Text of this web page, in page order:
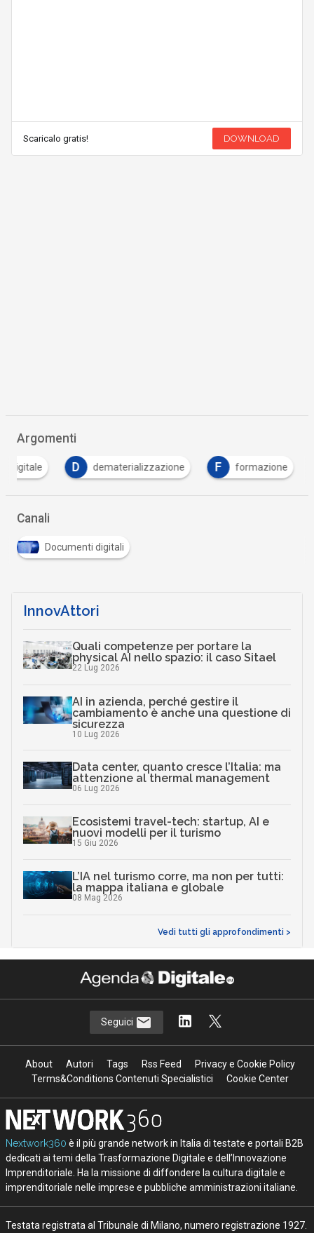
Scaricalo gratis! DOWNLOAD
Argomenti
D dematerializzazione F formazione
Canali
Documenti digitali
InnovAttori
Quali competenze per portare la
physical AI nello spazio: il caso Sitael
22 Lug 2026
AI in azienda, perché gestire il
cambiamento è anche una questione di
sicurezza
10 Lug 2026
Data center, quanto cresce l’Italia: ma
attenzione al thermal management
06 Lug 2026
Ecosistemi travel-tech: startup, AI e
nuovi modelli per il turismo
15 Giu 2026
L’IA nel turismo corre, ma non per tutti:
la mappa italiana e globale
08 Mag 2026
Vedi tutti gli approfondimenti >
Seguici
About Autori Tags Rss Feed
Privacy e Cookie Policy
Terms&Conditions Contenuti Specialistici
Cookie Center
Nextwork360 è il più grande network in Italia di testate e portali B2B
dedicati ai temi della Trasformazione Digitale e dell’Innovazione
Imprenditoriale. Ha la missione di diffondere la cultura digitale e
imprenditoriale nelle imprese e pubbliche amministrazioni italiane.
Testata registrata al Tribunale di Milano, numero registrazione 1927.